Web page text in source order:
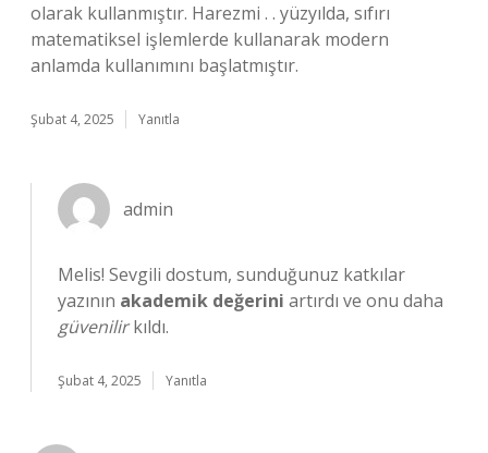
olarak kullanmıştır. Harezmi . . yüzyılda, sıfırı
matematiksel işlemlerde kullanarak modern
anlamda kullanımını başlatmıştır.
Şubat 4, 2025 Yanıtla
admin
Melis! Sevgili dostum, sunduğunuz katkılar
yazının akademik değerini artırdı ve onu daha
güvenilirkıldı.
Şubat 4, 2025 Yanıtla